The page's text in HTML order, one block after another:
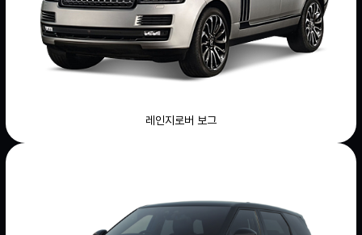
레인지로버 보그